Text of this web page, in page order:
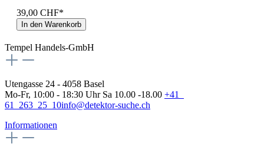
39,00 CHF*
In den Warenkorb
Tempel Handels-GmbH
Utengasse 24 - 4058 Basel
Mo-Fr, 10:00 - 18:30 Uhr Sa 10.00 -18.00 +41
61 263 25 10info@detektor-suche.ch
Informationen